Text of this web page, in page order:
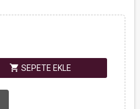
shopping_cart SEPETE EKLE